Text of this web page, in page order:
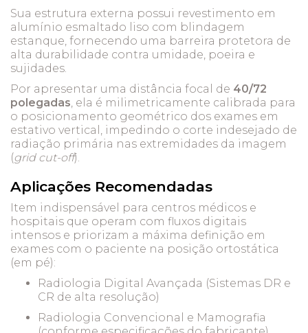
Sua estrutura externa possui revestimento em
alumínio esmaltado liso com blindagem
estanque, fornecendo uma barreira protetora de
alta durabilidade contra umidade, poeira e
sujidades.
Por apresentar uma distância focal de 40/72
polegadas, ela é milimetricamente calibrada para
o posicionamento geométrico dos exames em
estativo vertical, impedindo o corte indesejado de
radiação primária nas extremidades da imagem
(grid cut-off).
Aplicações Recomendadas
Item indispensável para centros médicos e
hospitais que operam com fluxos digitais
intensos e priorizam a máxima definição em
exames com o paciente na posição ortostática
(em pé):
Radiologia Digital Avançada (Sistemas DR e
CR de alta resolução)
Radiologia Convencional e Mamografia